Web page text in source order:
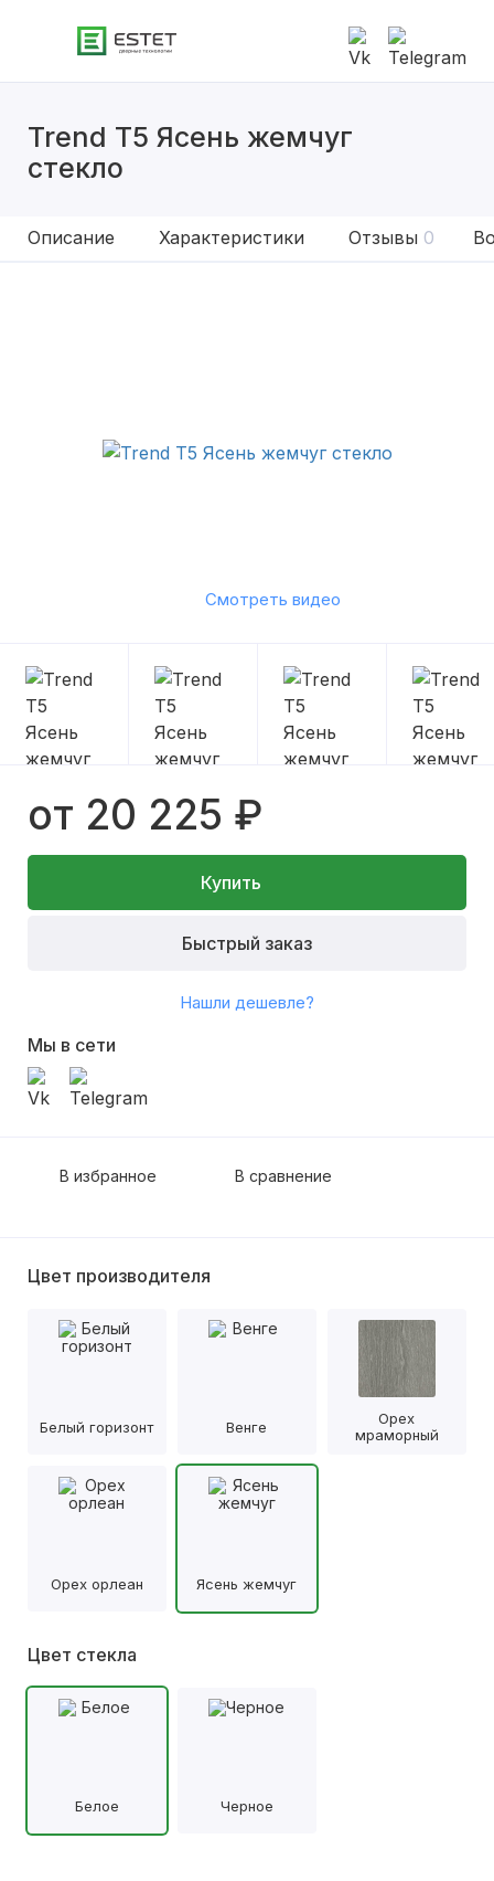
Trend T5 Ясень жемчуг
стекло
Описание Характеристики Отзывы 0
Смотреть видео
от 20 225 ₽
Купить
Быстрый заказ
Нашли дешевле?
Мы в сети
В избранное В сравнение
Цвет производителя
Белый горизонт Венге
Орех
мраморный
Орех орлеан Ясень жемчуг
Цвет стекла
Белое Черное